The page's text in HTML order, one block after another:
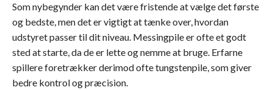
Som nybegynder kan det være fristende at vælge det første
og bedste, men det er vigtigt at tænke over, hvordan
udstyret passer til dit niveau. Messingpile er ofte et godt
sted at starte, da de er lette og nemme at bruge. Erfarne
spillere foretrækker derimod ofte tungstenpile, som giver
bedre kontrol og præcision.